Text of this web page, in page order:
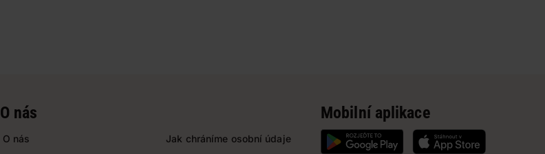
O nás
O nás
Jak chráníme osobní údaje
Mobilní aplikace